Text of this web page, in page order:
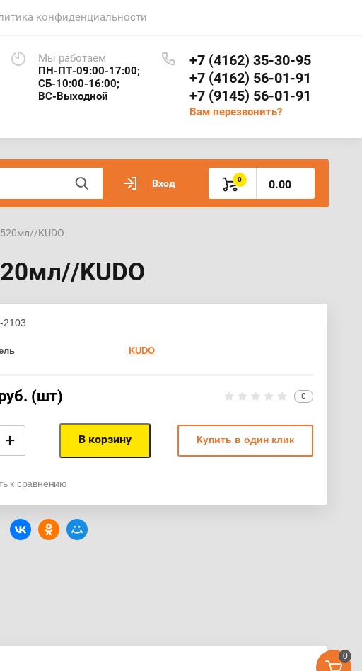
0
конфиденциальности
Мы работаем
ПН-ПТ-09:00-17:00;
СБ-10:00-16:00;
ВС-Выходной
+7 (4162) 35-30-95
+7 (4162) 56-01-91
+7 (9145) 56-01-91
Вам перезвонить?
Вход 0 0.00
520мл//KUDO
KUDO
2103
KUDO
(шт) 0
+ В корзину Купить в один клик
к сравнению